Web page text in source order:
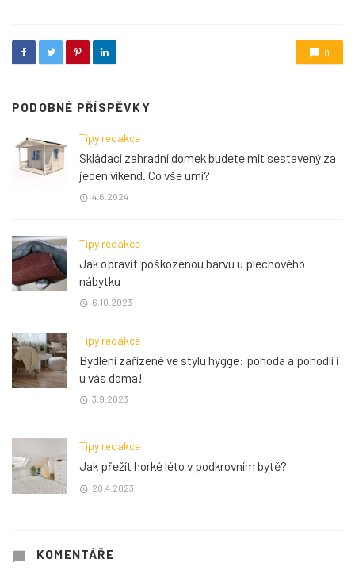
0
PODOBNÉ PŘÍSPĚVKY
Tipy redakce
Skládací zahradní domek budete mít sestavený za
jeden víkend. Co vše umí?
4.6.2024
Tipy redakce
Jak opravit poškozenou barvu u plechového
nábytku
6.10.2023
Tipy redakce
Bydlení zařízené ve stylu hygge: pohoda a pohodlí i
u vás doma!
3.9.2023
Tipy redakce
Jak přežít horké léto v podkrovním bytě?
20.4.2023
KOMENTÁŘE